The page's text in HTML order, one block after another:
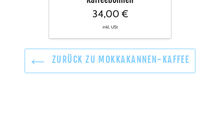
34,00 €
inkl. USt
ZURÜCK ZU MOKKAKANNEN-KAFFEE